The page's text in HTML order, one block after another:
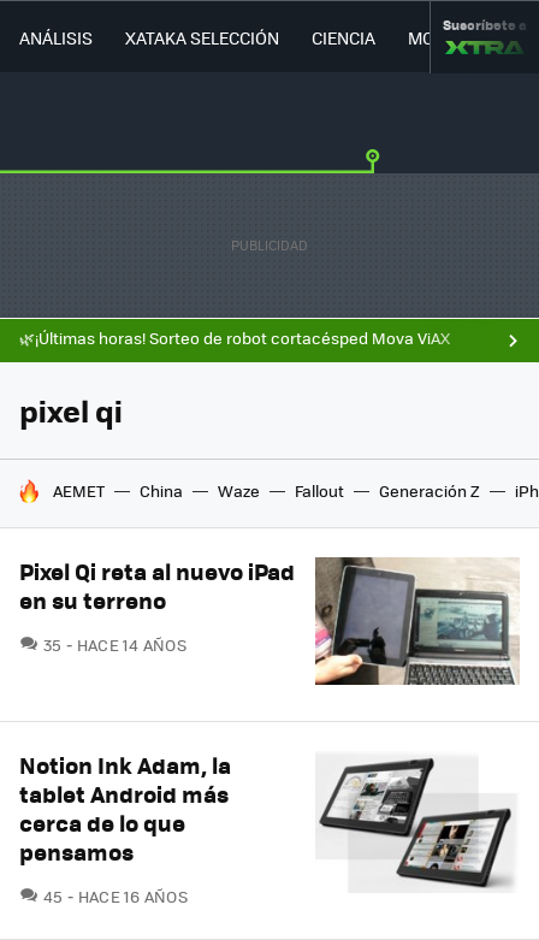
ANÁLISIS XATAKA SELECCIÓN CIENCIA MOVILIDAD
Suscríbete a
🌿¡Últimas horas! Sorteo de robot cortacésped Mova ViAX
pixel qi
HOY SE HABLA DE
AEMET China Waze Fallout Generación Z
Pixel Qi reta al nuevo iPad
en su terreno
35 COMENTARIOS
HACE 14 AÑOS
Notion Ink Adam, la
tablet Android más
cerca de lo que
pensamos
45 COMENTARIOS
HACE 16 AÑOS